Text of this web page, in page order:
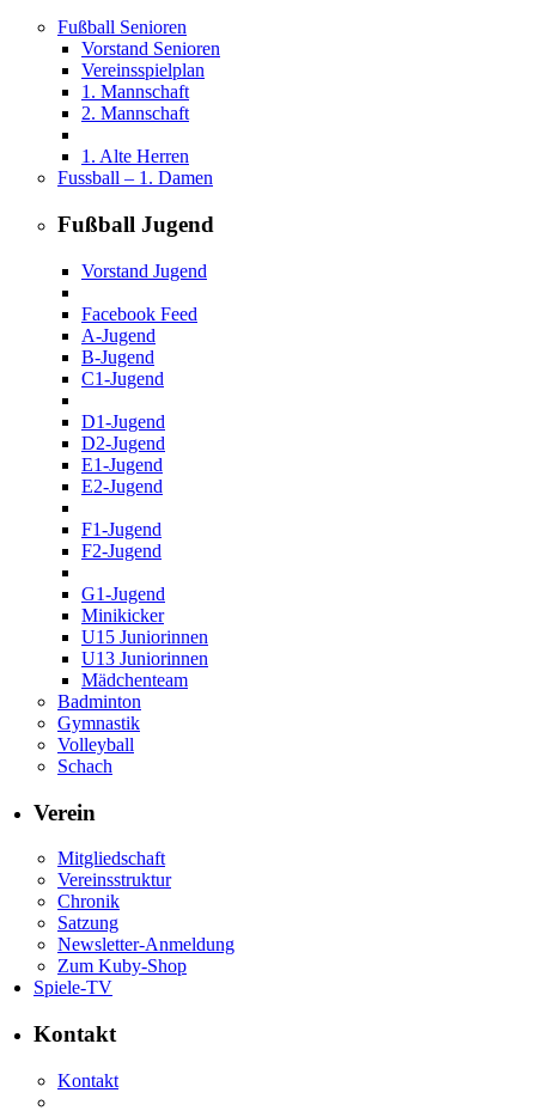
Fußball Senioren
Vorstand Senioren
Vereinsspielplan
1. Mannschaft
2. Mannschaft
1. Alte Herren
Fussball – 1. Damen
Fußball Jugend
Vorstand Jugend
Facebook Feed
A-Jugend
B-Jugend
C1-Jugend
D1-Jugend
D2-Jugend
E1-Jugend
E2-Jugend
F1-Jugend
F2-Jugend
G1-Jugend
Minikicker
U15 Juniorinnen
U13 Juniorinnen
Mädchenteam
Badminton
Gymnastik
Volleyball
Schach
Verein
Mitgliedschaft
Vereinsstruktur
Chronik
Satzung
Newsletter-Anmeldung
Zum Kuby-Shop
Spiele-TV
Kontakt
Kontakt